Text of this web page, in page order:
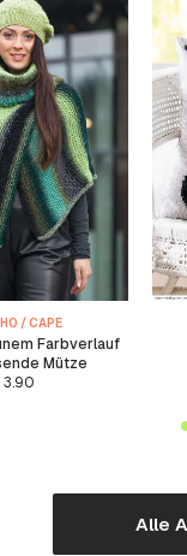
/ CAPE
Farbverlauf
Mütze
3.90
Alle